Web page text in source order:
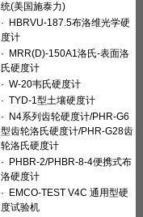
统(美国施泰力)
· HBRVU-187.5布洛维光学硬
度计
· MRR(D)-150A1洛氏-表面洛
氏硬度计
· W-20韦氏硬度计
· TYD-1型土壤硬度计
· N4系列齿轮硬度计/PHR-G6
型齿轮洛氏硬度计/PHR-G28齿
轮洛氏硬度计
· PHBR-2/PHBR-8-4便携式布
洛硬度计
· EMCO-TEST V4C 通用型硬
度试验机